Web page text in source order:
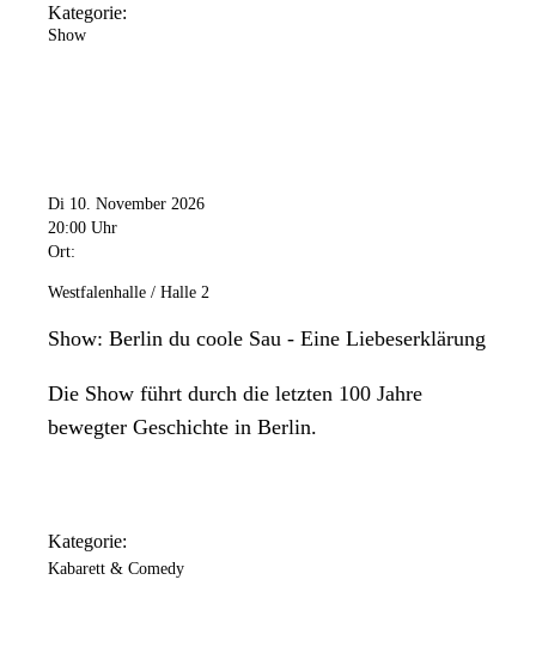
Kategorie:
Show
Di 10. November 2026
20:00 Uhr
Ort:
Westfalenhalle / Halle 2
Show: Berlin du coole Sau - Eine Liebeserklärung
Die Show führt durch die letzten 100 Jahre
bewegter Geschichte in Berlin.
Kategorie:
Kabarett & Comedy